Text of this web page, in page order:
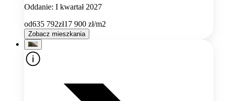
Oddanie: I kwartał 2027
od635 792zł17 900 zł/m2
Zobacz mieszkania